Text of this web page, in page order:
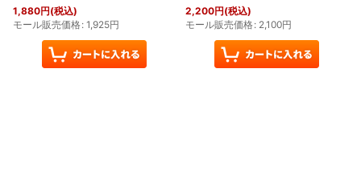
1,880円(税込)
モール販売価格: 1,925円
2,200円(税込)
モール販売価格: 2,100円